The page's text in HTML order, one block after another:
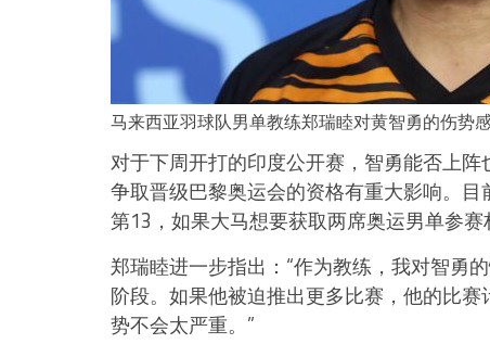
马来西亚羽球队男单教练郑瑞睦对黄智勇的伤势感
对于下周开打的印度公开赛，智勇能否上
争取晋级巴黎奥运会的资格有重大影响。
第13，如果大马想要获取两席奥运男单参
郑瑞睦进一步指出：“作为教练，我对智勇
阶段。如果他被迫推出更多比赛，他的比
势不会太严重。”